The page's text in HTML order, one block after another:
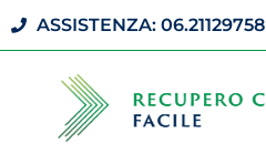
ASSISTENZA: 06.21129758